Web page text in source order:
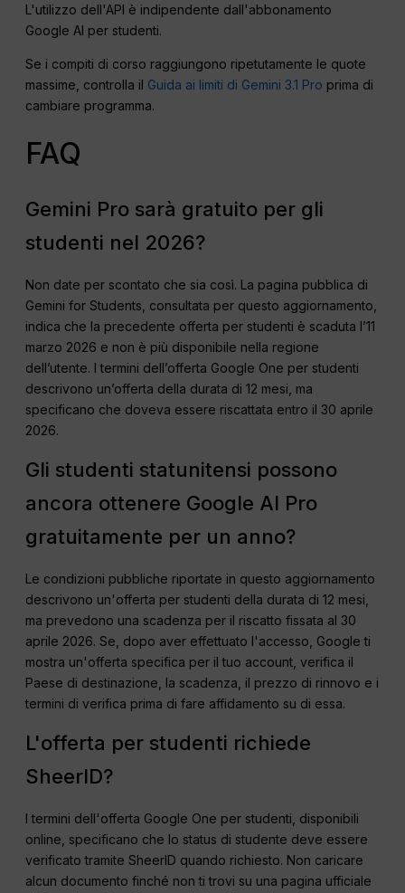
L'utilizzo dell'API è indipendente dall'abbonamento
Google AI per studenti.
Se i compiti di corso raggiungono ripetutamente le quote
massime, controlla il Guida ai limiti di Gemini 3.1 Pro prima di
cambiare programma.
FAQ
Gemini Pro sarà gratuito per gli
studenti nel 2026?
Non date per scontato che sia così. La pagina pubblica di
Gemini for Students, consultata per questo aggiornamento,
indica che la precedente offerta per studenti è scaduta l’11
marzo 2026 e non è più disponibile nella regione
dell’utente. I termini dell’offerta Google One per studenti
descrivono un’offerta della durata di 12 mesi, ma
specificano che doveva essere riscattata entro il 30 aprile
2026.
Gli studenti statunitensi possono
ancora ottenere Google AI Pro
gratuitamente per un anno?
Le condizioni pubbliche riportate in questo aggiornamento
descrivono un'offerta per studenti della durata di 12 mesi,
ma prevedono una scadenza per il riscatto fissata al 30
aprile 2026. Se, dopo aver effettuato l'accesso, Google ti
mostra un'offerta specifica per il tuo account, verifica il
Paese di destinazione, la scadenza, il prezzo di rinnovo e i
termini di verifica prima di fare affidamento su di essa.
L'offerta per studenti richiede
SheerID?
I termini dell'offerta Google One per studenti, disponibili
online, specificano che lo status di studente deve essere
verificato tramite SheerID quando richiesto. Non caricare
alcun documento finché non ti trovi su una pagina ufficiale